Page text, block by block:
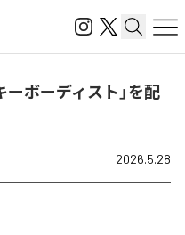
ーボーディスト」を配
2026.5.28